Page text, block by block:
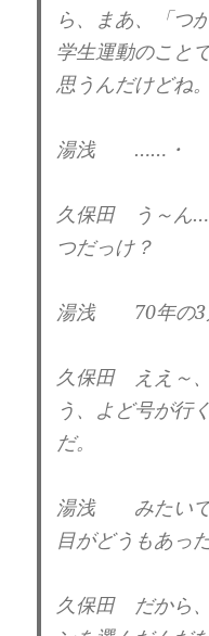
ら、まあ、「つ
学生運動のこと
思うんだけどね。
湯浅 ……・
久保田 う～ん
つだっけ？
湯浅 70年の3
久保田 ええ～
う、よど号が行
だ。
湯浅 みたいで
目がどうもあっ
久保田 だから